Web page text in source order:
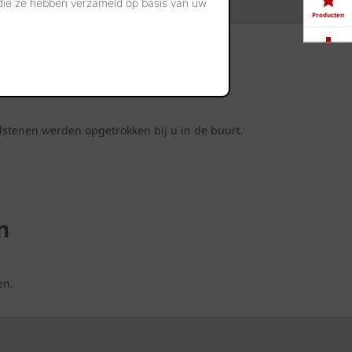
ze hebben verzameld op basis van uw
werden opgetrokken bij u in de buurt.
Producten